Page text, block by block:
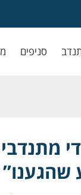
סניפים
מתנדבי
שהגענו”